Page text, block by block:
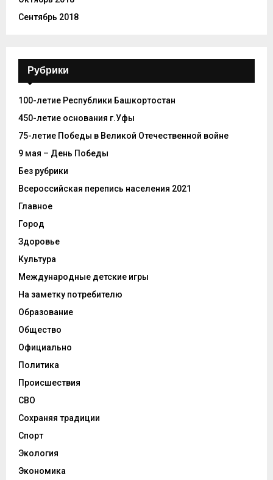
Сентябрь 2018
Рубрики
100-летие Республики Башкортостан
450-летие основания г.Уфы
75-летие Победы в Великой Отечественной войне
9 мая – День Победы
Без рубрики
Всероссийская перепись населения 2021
Главное
Город
Здоровье
Культура
Международные детские игры
На заметку потребителю
Образование
Общество
Официально
Политика
Происшествия
СВО
Сохраняя традиции
Спорт
Экология
Экономика